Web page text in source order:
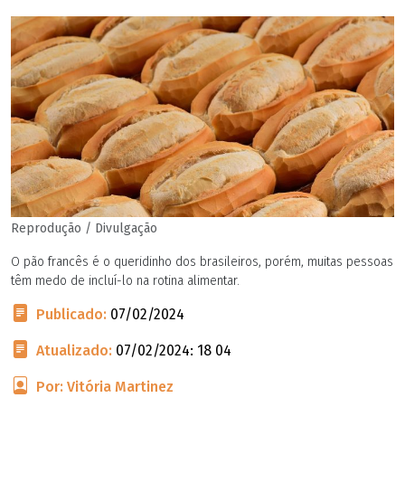
Reprodução / Divulgação
O pão francês é o queridinho dos brasileiros, porém, muitas pessoas
têm medo de incluí-lo na rotina alimentar.
Publicado: 07/02/2024
Atualizado: 07/02/2024: 18 04
Por: Vitória Martinez